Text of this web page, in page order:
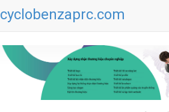
cyclobenzaprc.com